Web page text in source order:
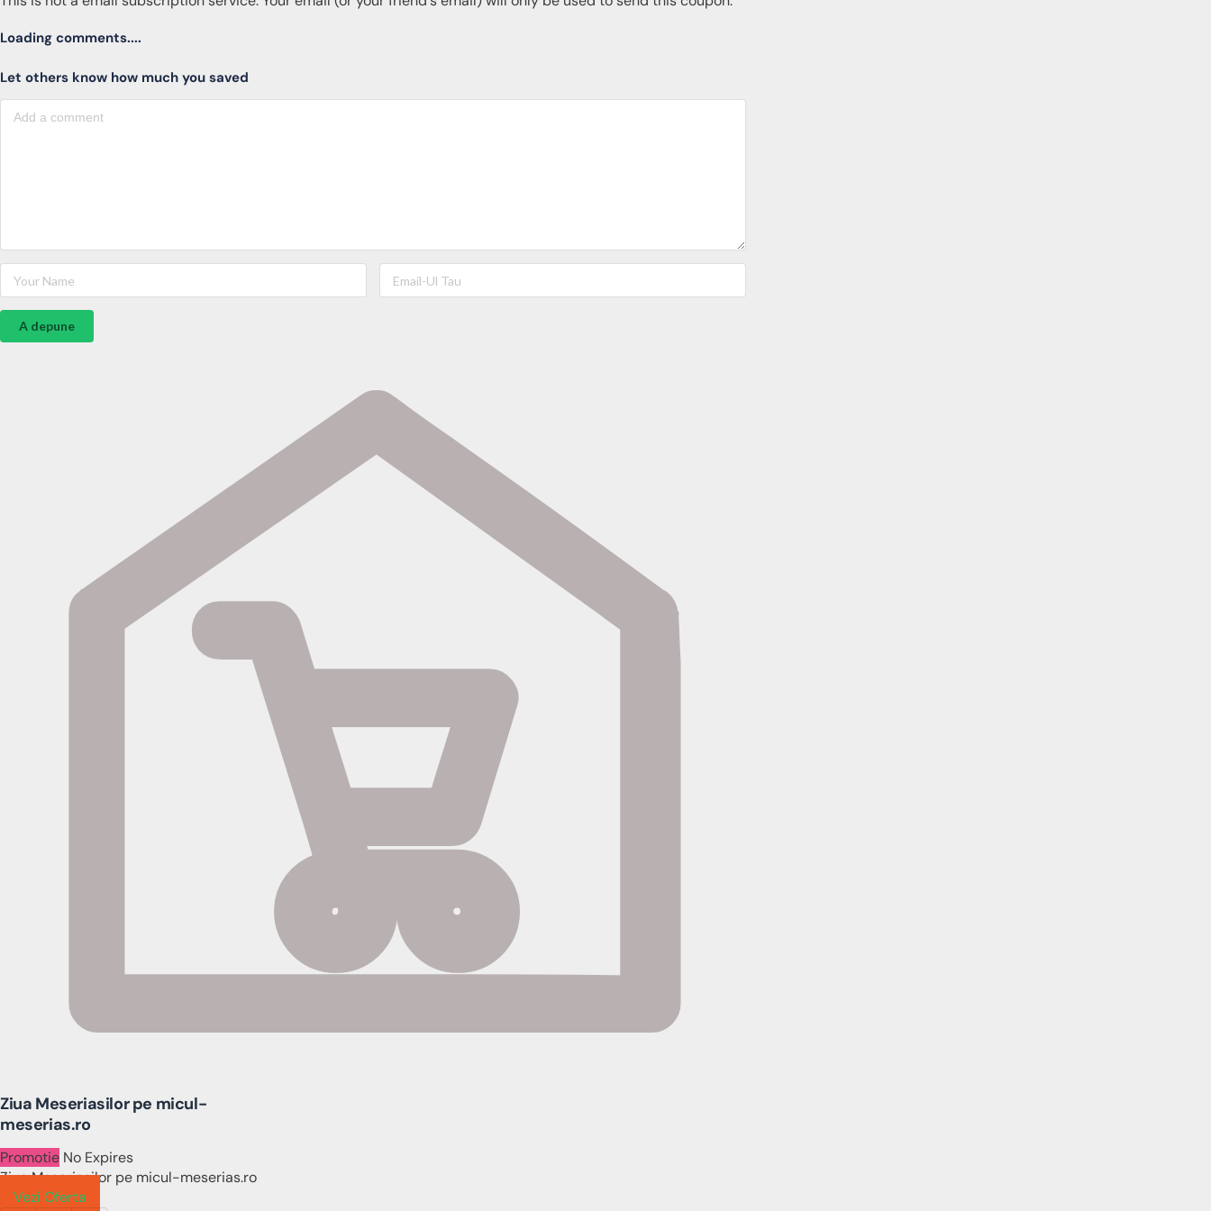
Loading comments....
Let others know how much you saved
A depune
Ziua Meseriasilor pe micul-
meserias.ro
Promotie No Expires
Ziua Meseriasilor pe micul-meserias.ro
Vezi Oferta